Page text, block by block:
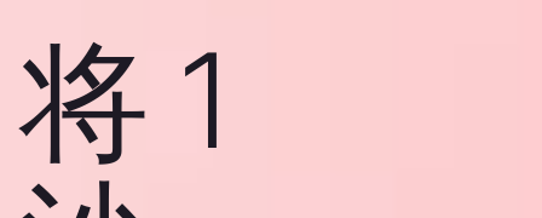
将 1